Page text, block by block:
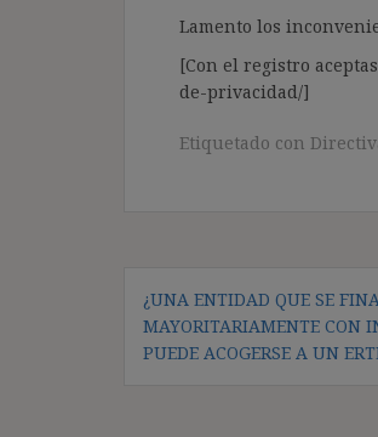
Lamento los
[Con el registro
de-privacidad/]
Etiquetado con
de
entradas
¿UNA ENTIDAD QUE SE
MAYORITARIAMENTE CON
PUEDE ACOGERSE A UN